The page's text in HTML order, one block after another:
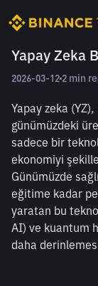
Yapay Zeka
2026-03-12 2 min
Yapay zeka
günümüzdeki
sadece bir
ekonomiyi
Günümüzde
eğitime kadar
yaratan bu
AI) ve kuantum
daha